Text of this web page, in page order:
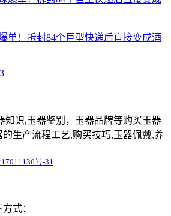
单！拆封84个巨型快递后直接变成酒
知识,玉器鉴别，玉器品牌等购买玉器
生产流程工艺,购买技巧,玉器佩戴,养
号-31
式：